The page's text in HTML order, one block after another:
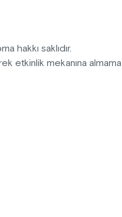
hakkı saklıdır.
etkinlik mekanına almama